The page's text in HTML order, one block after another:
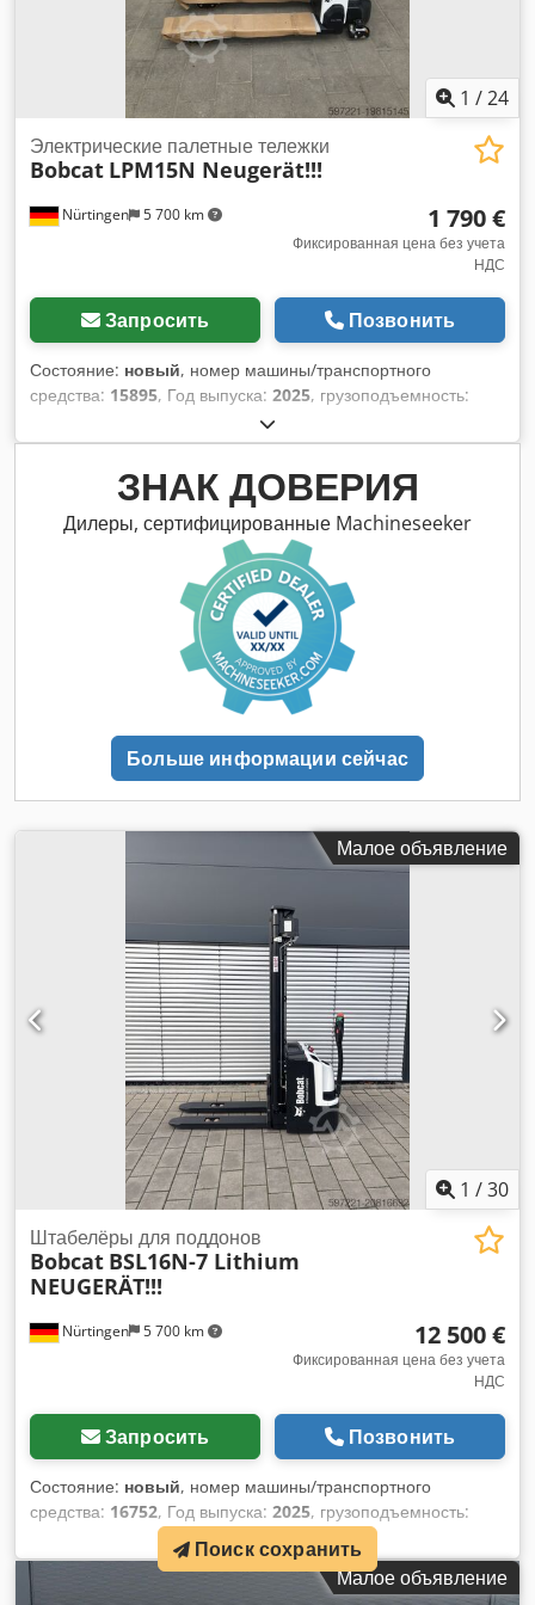
1 /24
Nürtingen 5 700 km
Электрические палетные тележки
Bobcat LPM15N Neugerät!!!
1 790 €
Фиксированная цена без учета
НДС
Запросить Позвонить
Состояние: новый, номер машины/транспортного
средства: 15895, Год выпуска: 2025, грузоподъемность:
, центр тяжести груза:600 мм
электрический, тип мачты:другое, строительная высота:
, длина вил: 1 150 мм , размер передней шины:
размер задней шины:, общий вес:150 кг, тип двигателя:
Электрический, производитель: Bobcat Chodpfx Aow R A
ЗНАК ДОВЕРИЯ
Дилеры, сертифицированные Machineseeker
Больше информации сейчас
Малое объявление
1 /30
Nürtingen 5 700 km
Штабелёры для поддонов
Bobcat BSL16N-7 Lithium
NEUGERÄT!!!
12 500 €
Фиксированная цена без учета
НДС
Запросить Позвонить
Состояние: новый, номер машины/транспортного
средства: 16752, Год выпуска: 2025, грузоподъемность:
, высота подъема:
, свободный ход
подъема:1 820 мм, центр тяжести груза:600 мм, тип
топлива:
, тип мачты:триплекс,
Малое объявление
Поиск сохранить